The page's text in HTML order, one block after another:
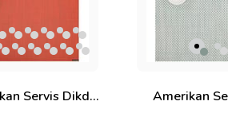
Amerikan Servis Dikdörtgen Infinity